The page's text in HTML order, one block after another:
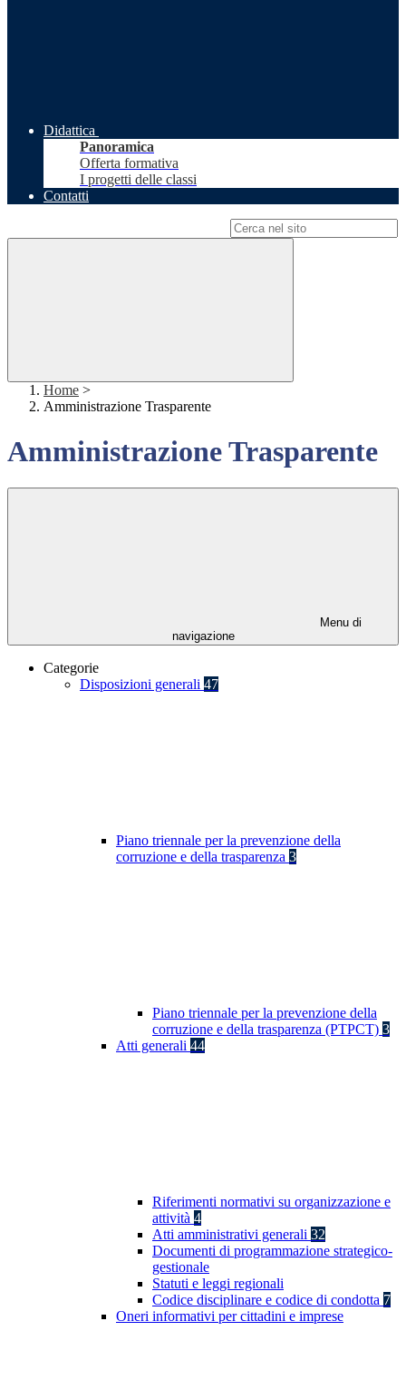
Didattica
Panoramica
Offerta formativa
I progetti delle classi
Contatti
Home >
Amministrazione Trasparente
Amministrazione Trasparente
Menu di
navigazione
Categorie
Disposizioni generali 47
Piano triennale per la prevenzione della
corruzione e della trasparenza 3
Piano triennale per la prevenzione della
corruzione e della trasparenza (PTPCT) 3
Atti generali 44
Riferimenti normativi su organizzazione e
attività 4
Atti amministrativi generali 32
Documenti di programmazione strategico-
gestionale
Statuti e leggi regionali
Codice disciplinare e codice di condotta 7
Oneri informativi per cittadini e imprese